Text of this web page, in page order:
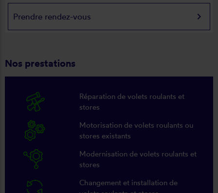
Prendre rendez-vous keyboard_arrow_right
Nos prestations
Réparation de volets roulants et
stores
Motorisation de volets roulants ou
stores existants
Modernisation de volets roulants et
stores
Changement et installation de